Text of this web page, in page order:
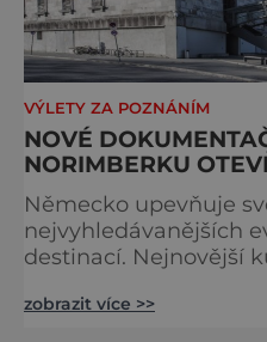
VÝLETY ZA POZNÁNÍM
NOVÉ
NORIMBERKU
Německo upevňuje
nejvyhledávanějších
destinací. Nejnovější
rekonstrukce
zobrazit více >>